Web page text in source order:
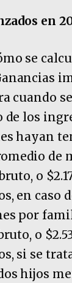
en
se
cuando
los
hayan
de
o
en caso
por
o
si se
hijos